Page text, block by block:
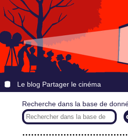
Le blog Partager le cinéma
Recherche dans la base de